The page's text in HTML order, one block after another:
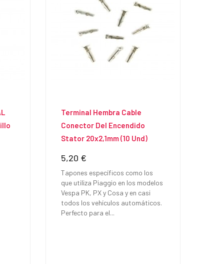
Terminal Hembra Cable
Conector Del Encendido
Stator 20x2,1mm (10 Und)
Precio
5,20 €
Tapones específicos como los
que utiliza Piaggio en los modelos
Vespa PK, PX y Cosa y en casi
todos los vehículos automáticos.
Perfecto para el...